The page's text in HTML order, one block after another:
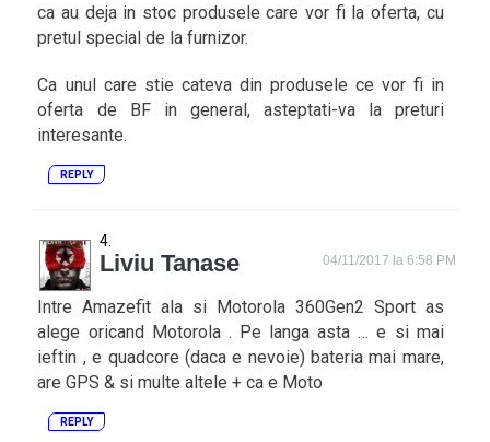
ca au deja in stoc produsele care vor fi la oferta, cu
pretul special de la furnizor.
Ca unul care stie cateva din produsele ce vor fi in
oferta de BF in general, asteptati-va la preturi
interesante.
REPLY
Liviu Tanase 04/11/2017 la 6:58 PM
Intre Amazefit ala si Motorola 360Gen2 Sport as
alege oricand Motorola . Pe langa asta … e si mai
ieftin , e quadcore (daca e nevoie) bateria mai mare,
are GPS & si multe altele + ca e Moto
REPLY